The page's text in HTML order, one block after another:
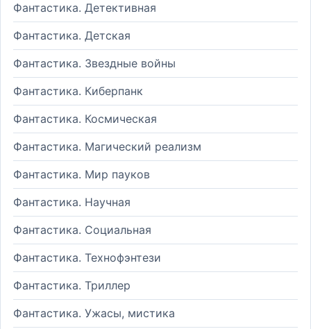
Фантастика. Детективная
Фантастика. Детская
Фантастика. Звездные войны
Фантастика. Киберпанк
Фантастика. Космическая
Фантастика. Магический реализм
Фантастика. Мир пауков
Фантастика. Научная
Фантастика. Социальная
Фантастика. Технофэнтези
Фантастика. Триллер
Фантастика. Ужасы, мистика